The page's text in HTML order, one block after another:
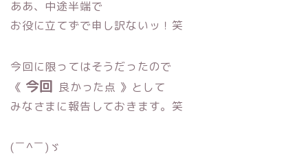
ああ、中途半端で
お役に立てずで申し訳ないッ！笑
今回に限ってはそうだったので
《 今回 良かった点 》として
みなさまに報告しておきます。笑
(￣^￣)ゞ